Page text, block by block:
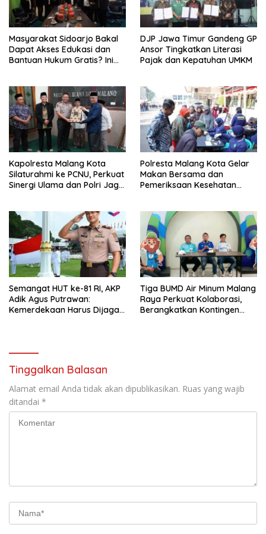
Masyarakat Sidoarjo Bakal
Dapat Akses Edukasi dan
Bantuan Hukum Gratis? Ini
DJP Jawa Timur Gandeng GP
Ansor Tingkatkan Literasi
Pajak dan Kepatuhan UMKM
Kapolresta Malang Kota
Silaturahmi ke PCNU, Perkuat
Sinergi Ulama dan Polri Jaga
Polresta Malang Kota Gelar
Makan Bersama dan
Pemeriksaan Kesehatan
Semangat HUT ke-81 RI, AKP
Adik Agus Putrawan:
Kemerdekaan Harus Dijaga
Tiga BUMD Air Minum Malang
Raya Perkuat Kolaborasi,
Berangkatkan Kontingen
Tinggalkan Balasan
Alamat email Anda tidak akan dipublikasikan. Ruas yang wajib
ditandai *